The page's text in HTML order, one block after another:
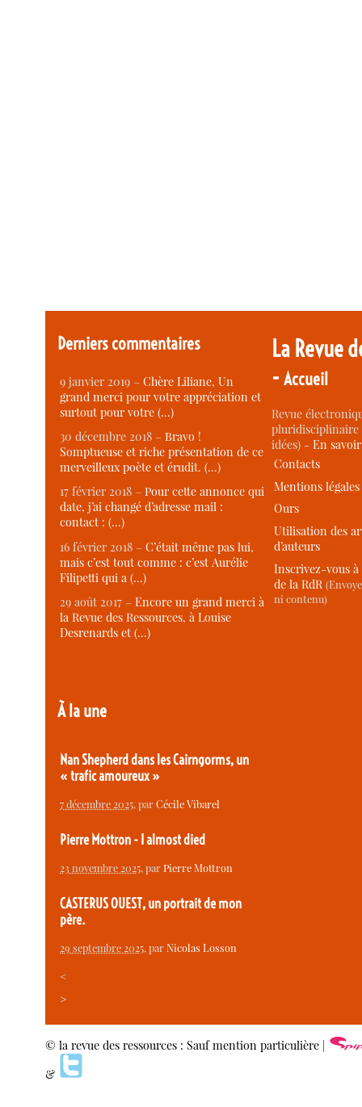
Derniers commentaires
9 janvier 2019 –Chère Liliane, Un
grand merci pour votre appréciation et
surtout pour votre (…)
30 décembre 2018 –Bravo !
Somptueuse et riche présentation de ce
merveilleux poète et érudit. (…)
17 février 2018 –Pour cette annonce qui
date, j’ai changé d’adresse mail :
contact : (…)
16 février 2018 –C’était même pas lui,
mais c’est tout comme : c’est Aurélie
Filipetti qui a (…)
29 août 2017 –Encore un grand merci à
la Revue des Ressources, à Louise
Desrenards et (…)
À la une
Nan Shepherd dans les Cairngorms, un
« trafic amoureux »
7 décembre 2025, parCécile Vibarel
Pierre Mottron - I almost died
23 novembre 2025, parPierre Mottron
CASTERUS OUEST, un portrait de mon
père.
29 septembre 2025, parNicolas Losson
<
>
La Revue
-Accueil
Revue
idées) -En
Contacts
Mentions légales
Ours
Utilisation des
d’auteurs
Inscrivez-vous
de la RdR
ni contenu)
© la revue des ressources : Sauf mention particulière |
&